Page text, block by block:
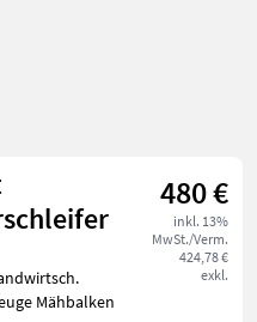
480 €
inkl. 13%
MwSt./Verm.
424,78 €
exkl.
Mähbalken